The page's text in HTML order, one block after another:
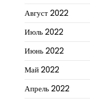
Август 2022
Июль 2022
Июнь 2022
Май 2022
Апрель 2022